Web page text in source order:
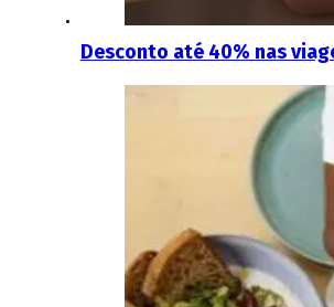
Desconto até 40% nas